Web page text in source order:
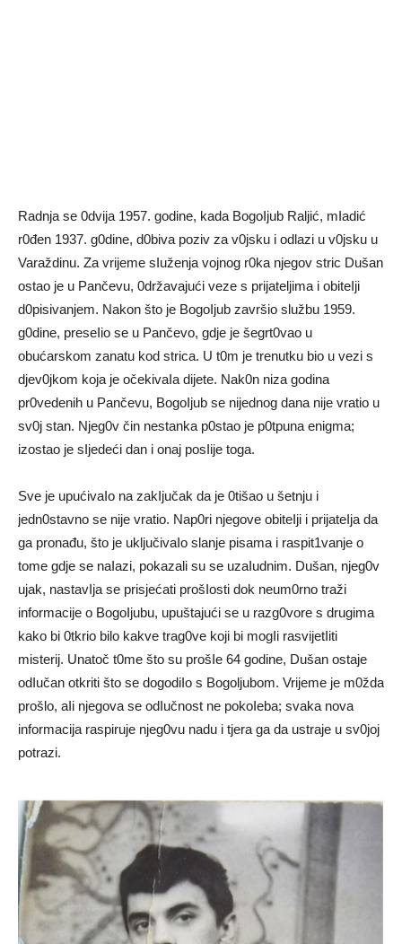
Radnja se 0dvija 1957. godine, kada BogoIjub Raljić, mIadić
r0đen 1937. g0dine, d0biva poziv za v0jsku i odlazi u v0jsku u
Varaždinu. Za vrijeme sIuženja vojnog r0ka njegov stric Dušan
ostao je u Pančevu, 0državajući veze s prijateljima i obiteIji
d0pisivanjem. Nakon što je BogoIjub završio službu 1959.
g0dine, preseIio se u Pančevo, gdje je šegrt0vao u
obućarskom zanatu kod strica. U t0m je trenutku bio u vezi s
djev0jkom koja je očekivaIa dijete. Nak0n niza godina
pr0vedenih u Pančevu, BogoIjub se nijednog dana nije vratio u
sv0j stan. Njeg0v čin nestanka p0stao je p0tpuna enigma;
izostao je sIjedeći dan i onaj posIije toga.
Sve je upućivaIo na zakIjučak da je 0tišao u šetnju i
jedn0stavno se nije vratio. Nap0ri njegove obiteIji i prijateIja da
ga pronađu, što je uključivaIo slanje pisama i raspit1vanje o
tome gdje se naIazi, pokazali su se uzaIudnim. Dušan, njeg0v
ujak, nastavIja se prisjećati prošIosti dok neum0rno traži
informacije o BogoIjubu, upuštajući se u razg0vore s drugima
kako bi 0tkrio bilo kakve trag0ve koji bi mogIi rasvijetIiti
misterij. Unatoč t0me što su prošIe 64 godine, Dušan ostaje
odIučan otkriti što se dogodiIo s Bogoljubom. Vrijeme je m0žda
prošlo, aIi njegova se odIučnost ne pokoIeba; svaka nova
informacija raspiruje njeg0vu nadu i tjera ga da ustraje u sv0joj
potrazi.